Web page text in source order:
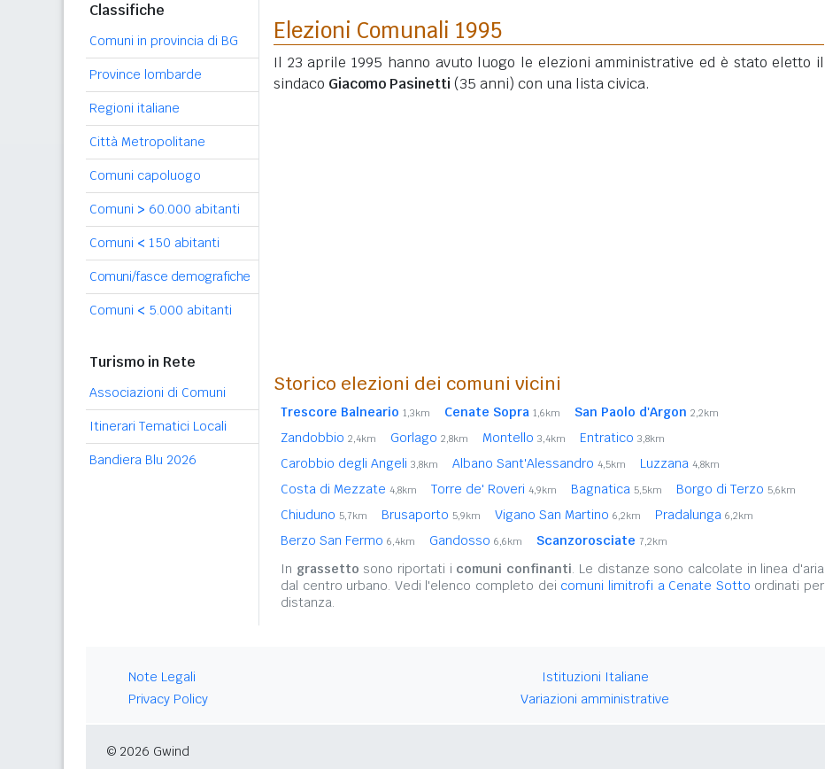
Classifiche
Comuni in provincia di BG
Province lombarde
Regioni italiane
Città Metropolitane
Comuni capoluogo
Comuni > 60.000 abitanti
Comuni < 150 abitanti
Comuni/fasce demografiche
Comuni < 5.000 abitanti
Turismo in Rete
Associazioni di Comuni
Itinerari Tematici Locali
Bandiera Blu 2026
Elezioni Comunali 1995
Il 23 aprile 1995 hanno avuto luogo le elezioni amministrative ed è stato eletto il
sindaco Giacomo Pasinetti (35 anni) con una lista civica.
Storico elezioni dei comuni vicini
Trescore Balneario 1,3km Cenate Sopra 1,6km San Paolo d'Argon 2,2km
Zandobbio 2,4km Gorlago 2,8km Montello 3,4km Entratico 3,8km
Carobbio degli Angeli 3,8km Albano Sant'Alessandro 4,5km Luzzana 4,8km
Costa di Mezzate 4,8km Torre de' Roveri 4,9km Bagnatica 5,5km Borgo di Terzo 5,6km
Chiuduno 5,7km Brusaporto 5,9km Vigano San Martino 6,2km Pradalunga 6,2km
Berzo San Fermo 6,4km Gandosso 6,6km Scanzorosciate 7,2km
In grassetto sono riportati i comuni confinanti. Le distanze sono calcolate in linea d'aria
dal centro urbano. Vedi l'elenco completo dei comuni limitrofi a Cenate Sotto ordinati per
distanza.
Note Legali
Privacy Policy
Istituzioni Italiane
Variazioni amministrative
© 2026 Gwind